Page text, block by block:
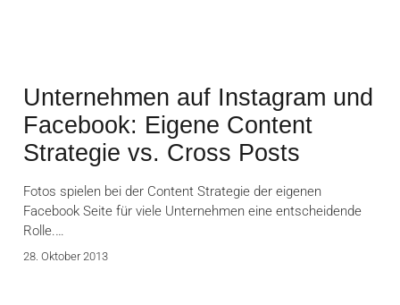
Unternehmen auf Instagram und
Facebook: Eigene Content
Strategie vs. Cross Posts
Fotos spielen bei der Content Strategie der eigenen
Facebook Seite für viele Unternehmen eine entscheidende
Rolle.…
28. Oktober 2013